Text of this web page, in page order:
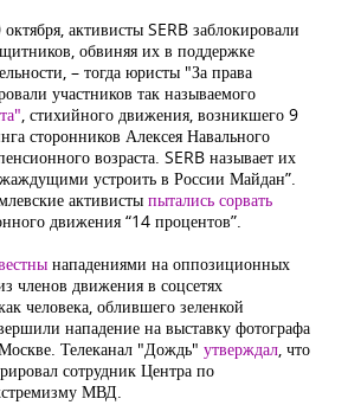
активисты SERB заблокировали
обвиняя их в поддержке
– тогда юристы "За права
участников так называемого
, стихийного движения, возникшего 9
сторонников Алексея Навального
возраста. SERB называет их
устроить в России Майдан”.
активисты пытались сорвать
движения “14 процентов”.
нападениями на оппозиционных
членов движения в соцсетях
человека, облившего зеленкой
нападение на выставку фотографа
Телеканал "Дождь" утверждал, что
сотрудник Центра по
МВД.